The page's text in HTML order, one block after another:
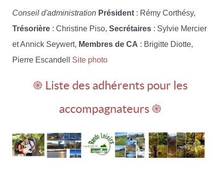
Conseil d'administration Président : Rémy Corthésy,
Trésorière : Christine Piso, Secrétaires : Sylvie Mercier
et Annick Seywert, Membres de CA : Brigitte Diotte,
Pierre Escandell Site photo
֎ Liste des adhérents pour les
accompagnateurs ֎